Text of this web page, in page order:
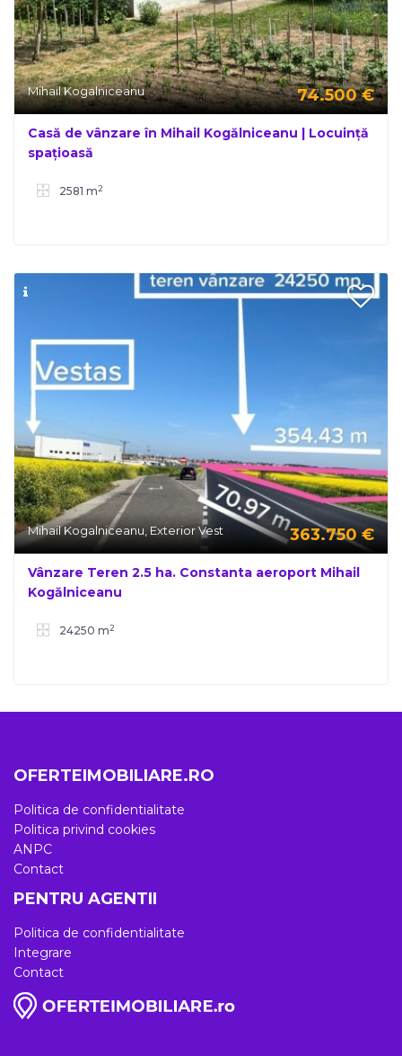
Mihail Kogalniceanu 74.500€
Casă de vânzare în Mihail Kogălniceanu | Locuință
spațioasă
2581 m2
Mihail Kogalniceanu, Exterior Vest 363.750€
Vânzare Teren 2.5 ha. Constanta aeroport Mihail
Kogălniceanu
24250 m2
OFERTEIMOBILIARE.RO
Politica de confidentialitate
Politica privind cookies
ANPC
Contact
PENTRU AGENTII
Politica de confidentialitate
Integrare
Contact